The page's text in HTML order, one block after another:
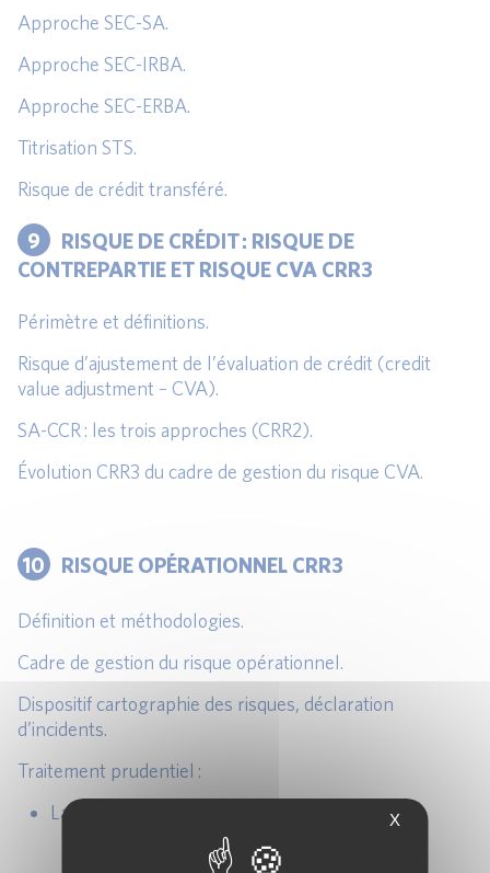
Approche SEC-SA.
Approche SEC-IRBA.
Approche SEC-ERBA.
Titrisation STS.
Risque de crédit transféré.
9
RISQUE DE CRÉDIT : RISQUE DE
CONTREPARTIE ET RISQUE CVA CRR3
Périmètre et définitions.
Risque d’ajustement de l’évaluation de crédit (credit
value adjustment – CVA).
SA-CCR : les trois approches (CRR2).
Évolution CRR3 du cadre de gestion du risque CVA.
10 RISQUE OPÉRATIONNEL CRR3
Définition et méthodologies.
Cadre de gestion du risque opérationnel.
Dispositif cartographie des risques, déclaration
d’incidents.
Traitement prudentiel :
La réforme SMA (CRR3) :
Calcul des pertes.
X